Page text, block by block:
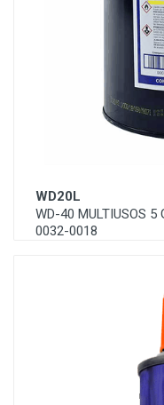
WD20L
WD-40 MULTIUSOS
0032-0018